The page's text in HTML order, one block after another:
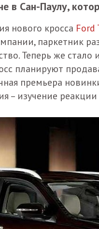
в Сан-Паулу,
нового кросса Ford
паркетник
Теперь же
планируют
премьера
– изучение